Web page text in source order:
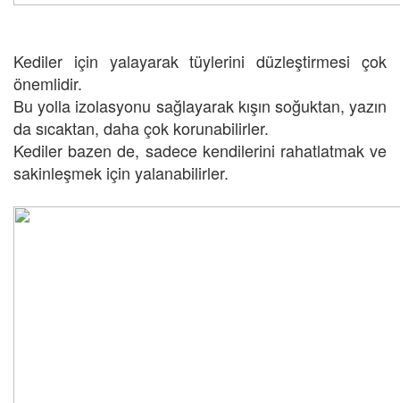
Kediler için yalayarak tüylerini düzleştirmesi çok
önemlidir.
Bu yolla izolasyonu sağlayarak kışın soğuktan, yazın
da sıcaktan, daha çok korunabilirler.
Kediler bazen de, sadece kendilerini rahatlatmak ve
sakinleşmek için yalanabilirler.